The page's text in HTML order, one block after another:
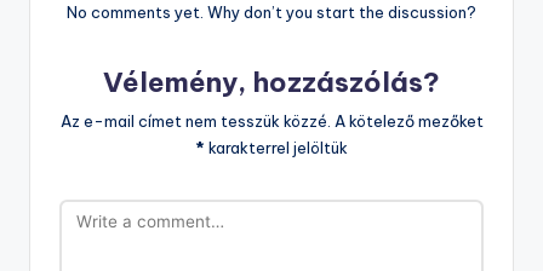
No comments yet. Why don’t you start the discussion?
Vélemény, hozzászólás?
Az e-mail címet nem tesszük közzé. A kötelező mezőket
* karakterrel jelöltük